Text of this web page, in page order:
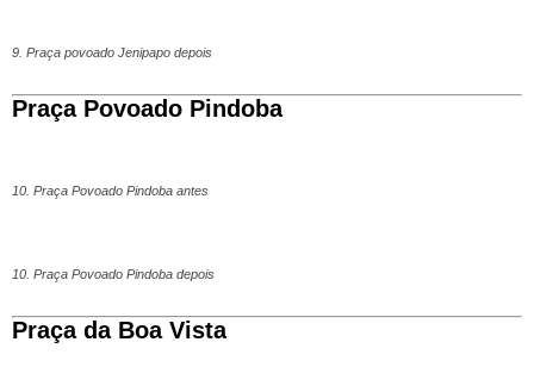
9. Praça povoado Jenipapo depois
Praça Povoado Pindoba
10. Praça Povoado Pindoba antes
10. Praça Povoado Pindoba depois
Praça da Boa Vista